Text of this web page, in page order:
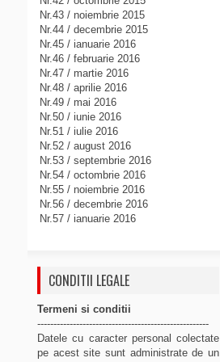
Nr.43 / noiembrie 2015
Nr.44 / decembrie 2015
Nr.45 / ianuarie 2016
Nr.46 / februarie 2016
Nr.47 / martie 2016
Nr.48 / aprilie 2016
Nr.49 / mai 2016
Nr.50 / iunie 2016
Nr.51 / iulie 2016
Nr.52 / august 2016
Nr.53 / septembrie 2016
Nr.54 / octombrie 2016
Nr.55 / noiembrie 2016
Nr.56 / decembrie 2016
Nr.57 / ianuarie 2016
CONDITII LEGALE
Termeni si conditii
-----------------------------------------------------
Datele cu caracter personal colectate
pe acest site sunt administrate de un